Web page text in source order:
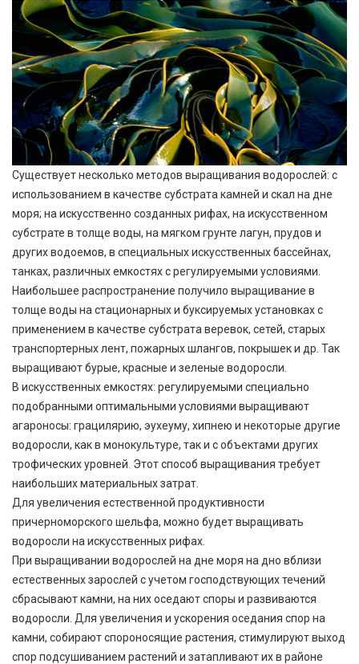
Существует несколько методов выращивания водорослей: с
использованием в качестве субстрата камней и скал на дне
моря; на искусственно созданных рифах, на искусственном
субстрате в толще воды, на мягком грунте лагун, прудов и
других водоемов, в специальных искусственных бассейнах,
танках, различных емкостях с регулируемыми условиями.
Наибольшее распространение получило выращивание в
толще воды на стационарных и буксируемых установках с
применением в качестве субстрата веревок, сетей, старых
транспортерных лент, пожарных шлангов, покрышек и др. Так
выращивают бурые, красные и зеленые водоросли.
В искусственных емкостях: регулируемыми специально
подобранными оптимальными условиями выращивают
агароносы: грацилярию, эухеуму, хипнею и некоторые другие
водоросли, как в монокультуре, так и с объектами других
трофических уровней. Этот способ выращивания требует
наибольших материальных затрат.
Для увеличения естественной продуктивности
причерноморского шельфа, можно будет выращивать
водоросли на искусственных рифах.
При выращивании водорослей на дне моря на дно вблизи
естественных зарослей с учетом господствующих течений
сбрасывают камни, на них оседают споры и развиваются
водоросли. Для увеличения и ускорения оседания спор на
камни, собирают спороносящие растения, стимулируют выход
спор подсушиванием растений и затапливают их в районе